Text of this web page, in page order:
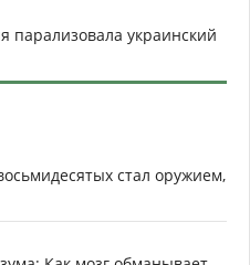
парализовала украинский
стал оружием,